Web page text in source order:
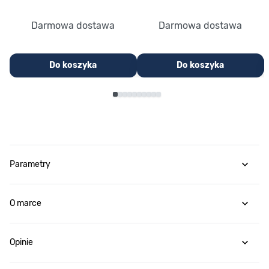
Darmowa dostawa
Do koszyka
Darmowa dostawa
Do koszyka
Parametry
O marce
Opinie